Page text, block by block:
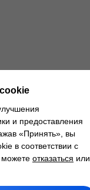
и предоставления
«Принять», вы
в соответствии с
можете отказаться или